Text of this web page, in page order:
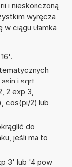
i nieskończoną
wyręcza
w ciągu ułamka
i sqrt.
2 exp 3,
cos(pi/2) lub
do
jeśli ma to
3' lub '4 pow